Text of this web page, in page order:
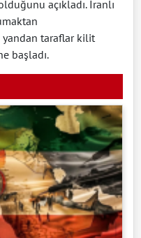
açıkladı. İranlı
yandan taraflar kilit
başladı.